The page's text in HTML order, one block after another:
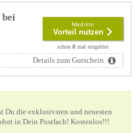
Med-Inn
Vorteil nutzen
schon8 mal eingelöst
Details zum Gutschein
Du die exklusivsten und neuesten
in Dein Postfach! Kostenlos!!!